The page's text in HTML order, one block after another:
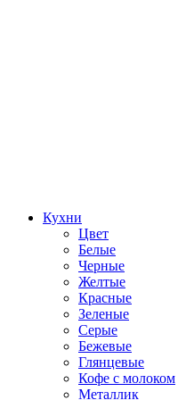
Кухни
Цвет
Белые
Черные
Желтые
Красные
Зеленые
Серые
Бежевые
Глянцевые
Кофе с молоком
Металлик